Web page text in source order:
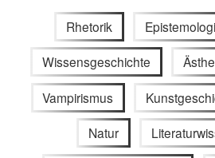
Rhetorik
Wissensgeschichte
Vampirismus
Natur